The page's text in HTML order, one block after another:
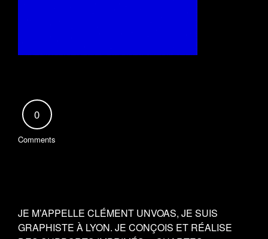
0
Comments
JE M’APPELLE CLÉMENT UNVOAS, JE SUIS
GRAPHISTE À LYON. JE CONÇOIS ET RÉALISE